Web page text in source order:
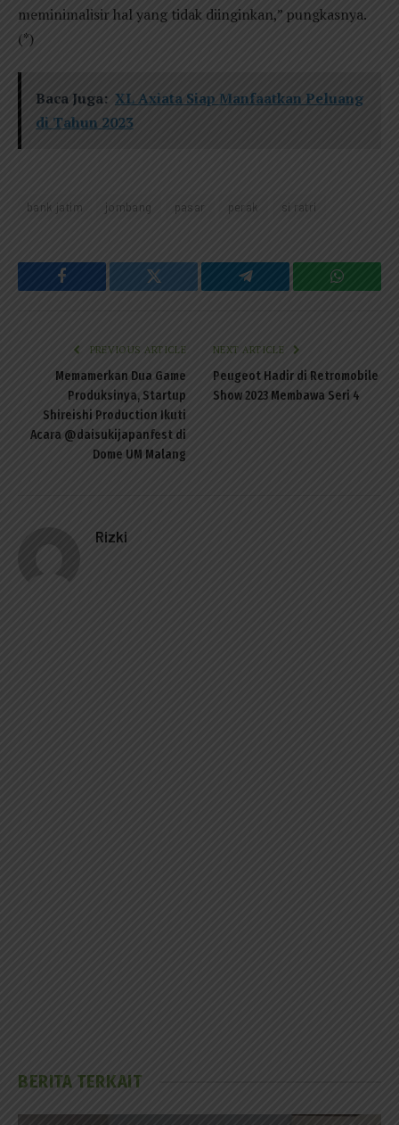
meminimalisir hal yang tidak diinginkan,” pungkasnya.
(*)
Baca Juga: XL Axiata Siap Manfaatkan Peluang
di Tahun 2023
bank jatim jombang pasar perak si ratri
Facebook Twitter Telegram
PREVIOUS ARTICLE
Memamerkan Dua Game
Produksinya, Startup
Shireishi Production Ikuti
Acara @daisukijapanfest di
Dome UM Malang
NEXT ARTICLE
Peugeot Hadir di Retromobile
Show 2023 Membawa Seri 4
Rizki
BERITA TERKAIT